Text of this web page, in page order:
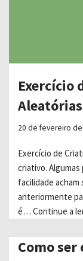
Exercício
Aleatórias
20 de fevereiro de
Exercício de
criativo.
facilidade acham
anteriormente
é… Continue a
Como ser